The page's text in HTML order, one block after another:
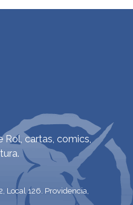
Rol, cartas, comics,
Local 126. Providencia,